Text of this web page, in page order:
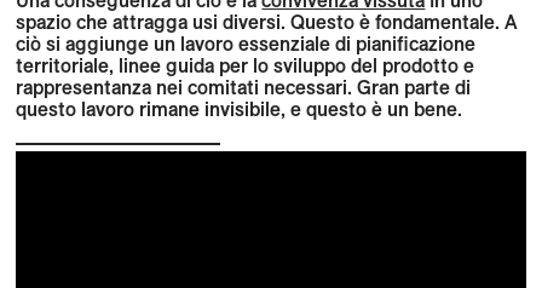
spazio che attragga usi diversi. Questo è fondamentale. A
ciò si aggiunge un lavoro essenziale di pianificazione
territoriale, linee guida per lo sviluppo del prodotto e
rappresentanza nei comitati necessari. Gran parte di
questo lavoro rimane invisibile, e questo è un bene.